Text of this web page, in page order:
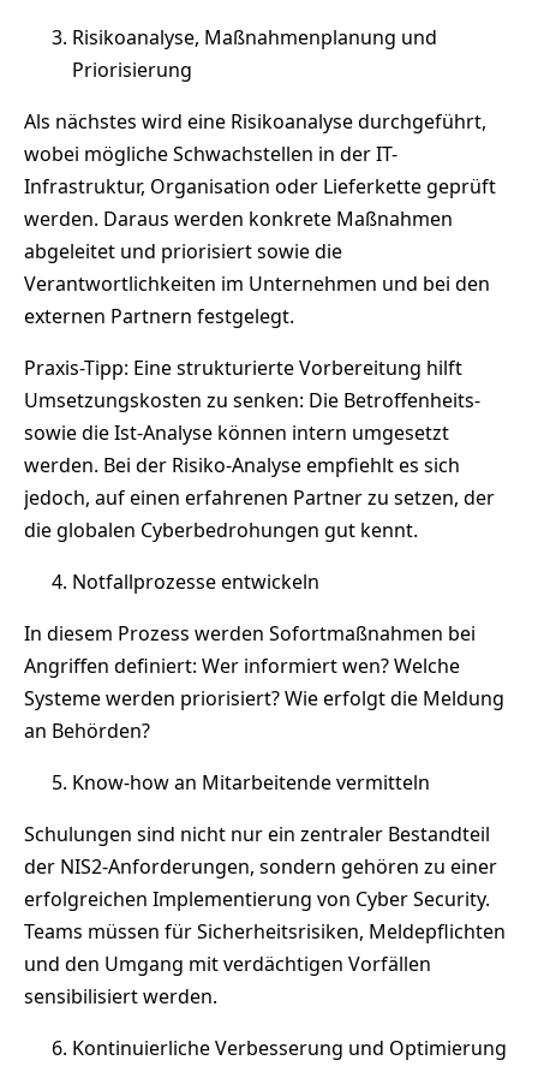
Risikoanalyse, Maßnahmenplanung und
Priorisierung
Als nächstes wird eine Risikoanalyse durchgeführt,
wobei mögliche Schwachstellen in der IT-
Infrastruktur, Organisation oder Lieferkette geprüft
werden. Daraus werden konkrete Maßnahmen
abgeleitet und priorisiert sowie die
Verantwortlichkeiten im Unternehmen und bei den
externen Partnern festgelegt.
Praxis-Tipp: Eine strukturierte Vorbereitung hilft
Umsetzungskosten zu senken: Die Betroffenheits-
sowie die Ist-Analyse können intern umgesetzt
werden. Bei der Risiko-Analyse empfiehlt es sich
jedoch, auf einen erfahrenen Partner zu setzen, der
die globalen Cyberbedrohungen gut kennt.
Notfallprozesse entwickeln
In diesem Prozess werden Sofortmaßnahmen bei
Angriffen definiert: Wer informiert wen? Welche
Systeme werden priorisiert? Wie erfolgt die Meldung
an Behörden?
Know-how an Mitarbeitende vermitteln
Schulungen sind nicht nur ein zentraler Bestandteil
der NIS2-Anforderungen, sondern gehören zu einer
erfolgreichen Implementierung von Cyber Security.
Teams müssen für Sicherheitsrisiken, Meldepflichten
und den Umgang mit verdächtigen Vorfällen
sensibilisiert werden.
Kontinuierliche Verbesserung und Optimierung